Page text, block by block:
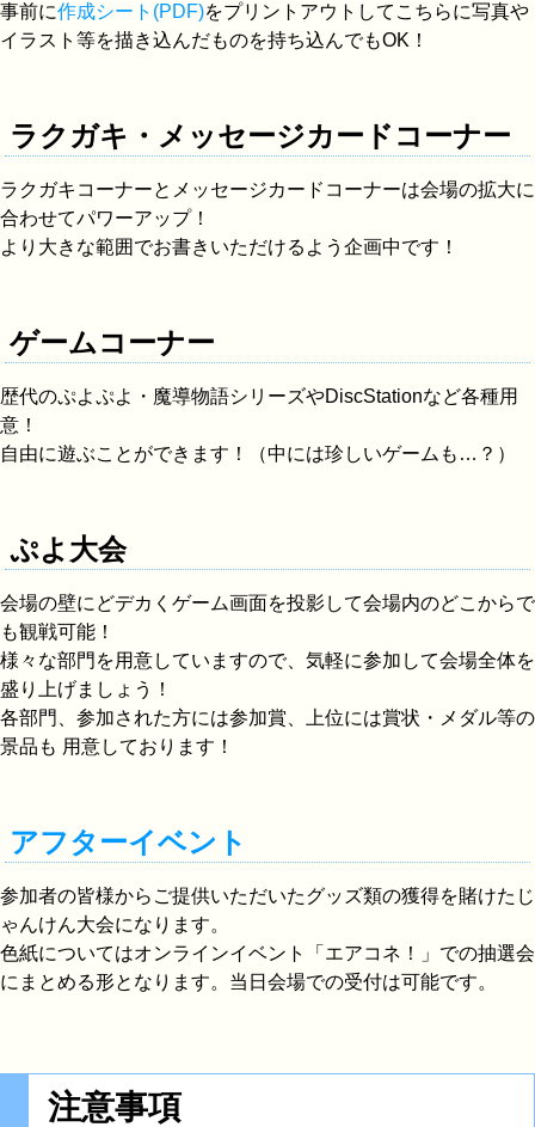
事前に作成シート(PDF)をプリントアウトしてこちらに写真や
イラスト等を描き込んだものを持ち込んでもOK！
ラクガキ・メッセージカードコーナー
ラクガキコーナーとメッセージカードコーナーは会場の拡大に
合わせてパワーアップ！
より大きな範囲でお書きいただけるよう企画中です！
ゲームコーナー
歴代のぷよぷよ・魔導物語シリーズやDiscStationなど各種用
意！
自由に遊ぶことができます！（中には珍しいゲームも…？）
ぷよ大会
会場の壁にどデカくゲーム画面を投影して会場内のどこからで
も観戦可能！
様々な部門を用意していますので、気軽に参加して会場全体を
盛り上げましょう！
各部門、参加された方には参加賞、上位には賞状・メダル等の
景品も 用意しております！
アフターイベント
参加者の皆様からご提供いただいたグッズ類の獲得を賭けたじ
ゃんけん大会になります。
色紙についてはオンラインイベント「エアコネ！」での抽選会
にまとめる形となります。当日会場での受付は可能です。
注意事項